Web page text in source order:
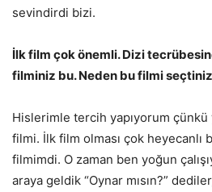
sevindirdi bizi.
İlk film çok önemli. Dizi
filminiz bu. Neden bu filmi
Hislerimle tercih yapıyorum
filmi. İlk film olması çok heyecanlı
filmimdi. O zaman ben yoğun
araya geldik “Oynar mısın?”